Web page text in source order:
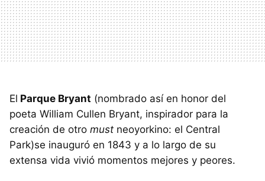
El Parque Bryant (nombrado así en honor del
poeta William Cullen Bryant, inspirador para la
creación de otro must neoyorkino: el Central
Park)se inauguró en 1843 y a lo largo de su
extensa vida vivió momentos mejores y peores.